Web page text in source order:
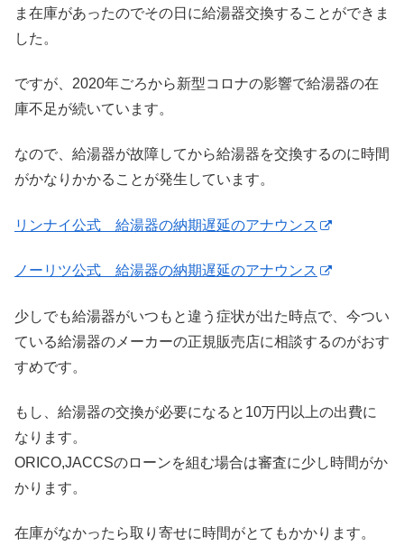
ま在庫があったのでその日に給湯器交換することができま
した。
ですが、2020年ごろから新型コロナの影響で給湯器の在
庫不足が続いています。
なので、給湯器が故障してから給湯器を交換するのに時間
がかなりかかることが発生しています。
リンナイ公式 給湯器の納期遅延のアナウンス
ノーリツ公式 給湯器の納期遅延のアナウンス
少しでも給湯器がいつもと違う症状が出た時点で、今つい
ている給湯器のメーカーの正規販売店に相談するのがおす
すめです。
もし、給湯器の交換が必要になると10万円以上の出費に
なります。
ORICO,JACCSのローンを組む場合は審査に少し時間がか
かります。
在庫がなかったら取り寄せに時間がとてもかかります。